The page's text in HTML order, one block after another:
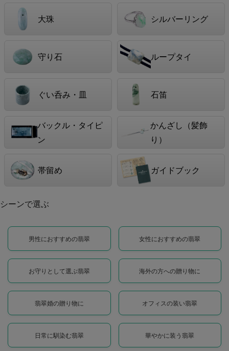
大珠 シルバーリング
守り石 ループタイ
ぐい呑み・皿 石笛
バックル・タイピ
ン
かんざし（髪飾
り）
帯留め ガイドブック
シーンで選ぶ
男性におすすめの翡翠 女性におすすめの翡翠
お守りとして選ぶ翡翠 海外の方への贈り物に
翡翠婚の贈り物に オフィスの装い翡翠
日常に馴染む翡翠 華やかに装う翡翠